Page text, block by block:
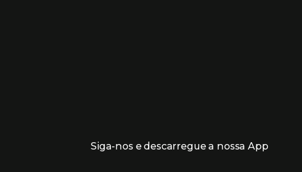
Siga-nos e descarregue a nossa App